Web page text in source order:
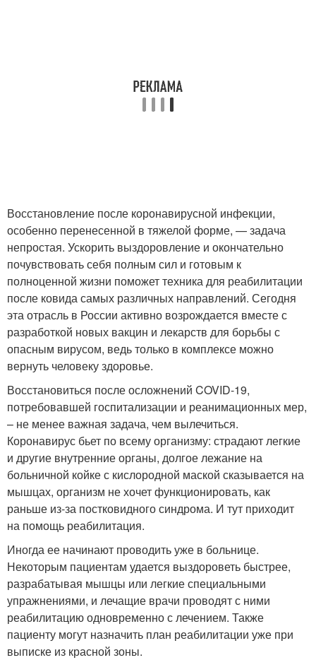
Восстановление после коронавирусной инфекции,
особенно перенесенной в тяжелой форме, — задача
непростая. Ускорить выздоровление и окончательно
почувствовать себя полным сил и готовым к
полноценной жизни поможет техника для реабилитации
после ковида самых различных направлений. Сегодня
эта отрасль в России активно возрождается вместе с
разработкой новых вакцин и лекарств для борьбы с
опасным вирусом, ведь только в комплексе можно
вернуть человеку здоровье.
Восстановиться после осложнений COVID-19,
потребовавшей госпитализации и реанимационных мер,
– не менее важная задача, чем вылечиться.
Коронавирус бьет по всему организму: страдают легкие
и другие внутренние органы, долгое лежание на
больничной койке с кислородной маской сказывается на
мышцах, организм не хочет функционировать, как
раньше из-за постковидного синдрома. И тут приходит
на помощь реабилитация.
Иногда ее начинают проводить уже в больнице.
Некоторым пациентам удается выздороветь быстрее,
разрабатывая мышцы или легкие специальными
упражнениями, и лечащие врачи проводят с ними
реабилитацию одновременно с лечением. Также
пациенту могут назначить план реабилитации уже при
выписке из красной зоны.